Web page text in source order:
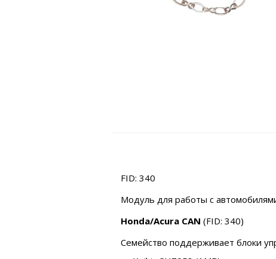
FID: 340
Модуль для работы с
Honda/Acura CAN (FID: 340)
Семейство поддерживает блоки